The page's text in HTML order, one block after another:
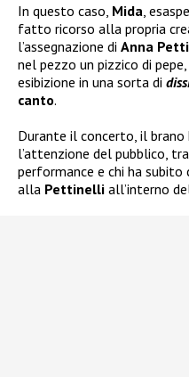
In questo caso, Mida ,
fatto ricorso alla propria
l’assegnazione di Anna
nel pezzo un pizzico di
esibizione in una sorta di
canto.
Durante il concerto, il
l’attenzione del pubblico,
performance e chi ha
alla Pettinelli all’interno